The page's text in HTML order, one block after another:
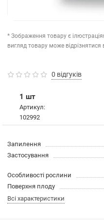
* Зображення товару є
вигляд товару може відрізнятися
0 відгуків
1 шт
Артикул:
102992
Запилення
Застосування
Особливості рослини
Поверхня плоду
Всі характеристики